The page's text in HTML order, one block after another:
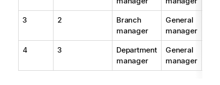
3 2
Branch
manager
General
manager
4 3
Department
manager
General
manager